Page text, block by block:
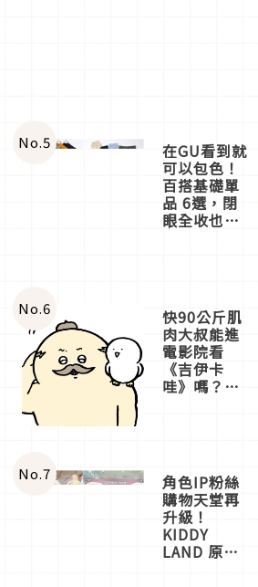
No.5 在GU看到就
可以包色！
百搭基礎單
品 6選，閉
眼全收也不
No.6 快90公斤肌
肉大叔能進
電影院看
《吉伊卡
哇》嗎？日
一同給出了
答案
No.7 角色IP粉絲
購物天堂再
升級！
KIDDY
LAND 原宿